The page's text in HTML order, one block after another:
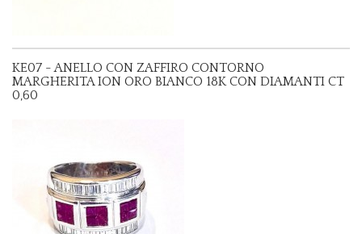
KE07 - ANELLO CON ZAFFIRO CONTORNO
MARGHERITA ION ORO BIANCO 18K CON DIAMANTI CT
0,60